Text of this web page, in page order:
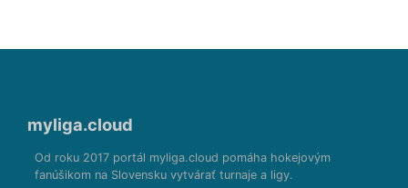
myliga.cloud
Od roku 2017 portál myliga.cloud pomáha hokejovým
fanúšikom na Slovensku vytvárať turnaje a ligy.